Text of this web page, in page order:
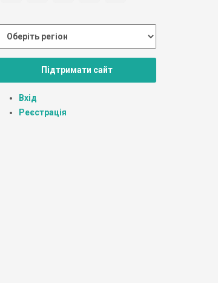
Підтримати сайт
Вхід
Реєстрація